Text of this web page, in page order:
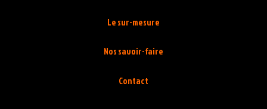
Le sur-mesure
Nos savoir-faire
Contact